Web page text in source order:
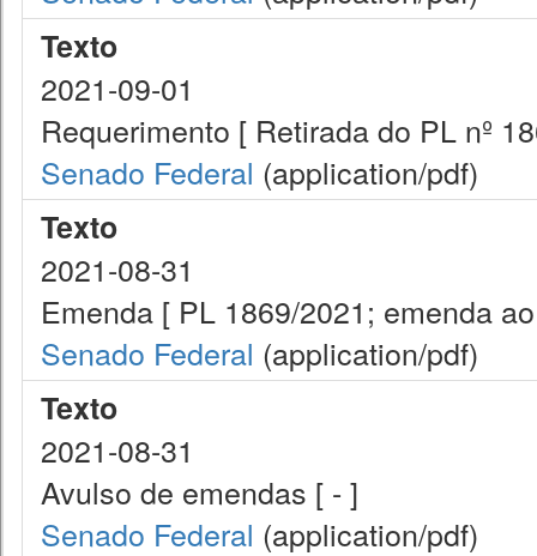
Texto
2021-09-01
Requerimento [ Retirada do PL nº
Senado Federal (application/pdf)
Texto
2021-08-31
Emenda [ PL 1869/2021; emenda
Senado Federal (application/pdf)
Texto
2021-08-31
Avulso de emendas [ - ]
Senado Federal (application/pdf)